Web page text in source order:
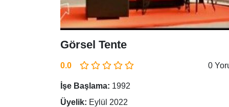
Görsel Tente
0.0 0
İşe Başlama: 1992
Üyelik: Eylül 2022